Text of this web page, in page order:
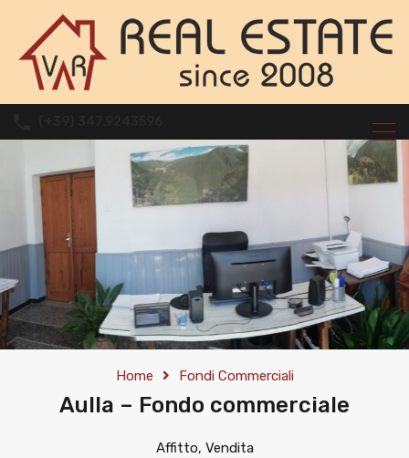
Home Fondi Commerciali
Aulla – Fondo commerciale
Affitto, Vendita